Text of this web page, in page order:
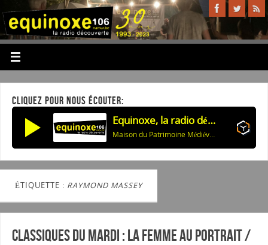
CLIQUEZ POUR NOUS ÉCOUTER:
Equinoxe, la radio découverte
Maison du Patrimoine Médiéval Mosan: >13/09: Expo: me moyen-âge dans la BD
ÉTIQUETTE : RAYMOND MASSEY
Classiques du mardi : La femme au portrait /